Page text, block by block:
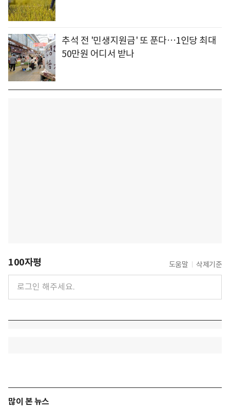
추석 전 '민생지원금' 또 푼다…1인당 최대
50만원 어디서 받나
100자평 도움말 삭제기준
많이 본 뉴스